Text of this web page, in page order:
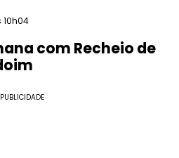
com Recheio de
PUBLICIDADE